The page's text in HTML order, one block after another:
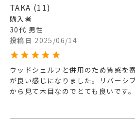
TAKA 11
購入者
30代 男性
投稿日 2025/06/14
ウッドシェルフと併用のため質感を
が良い感じになりました。リバーシ
から見て木目なのでとても良いです。